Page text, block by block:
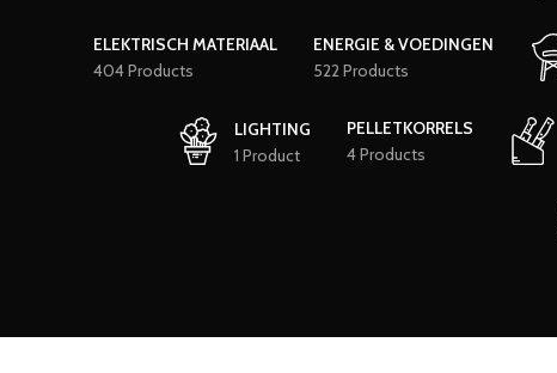
ELEKTRISCH MATERIAAL
404 Products
ENERGIE & VOEDINGEN
522 Products
LIGHTING
1 Product
PELLETKORRELS
4 Products